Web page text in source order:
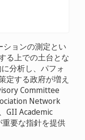
ョンの測定とい
る上での土台とな
分析し、パフォ
定する政府が増え
Committee
Network
GII Academic
要な指針を提供